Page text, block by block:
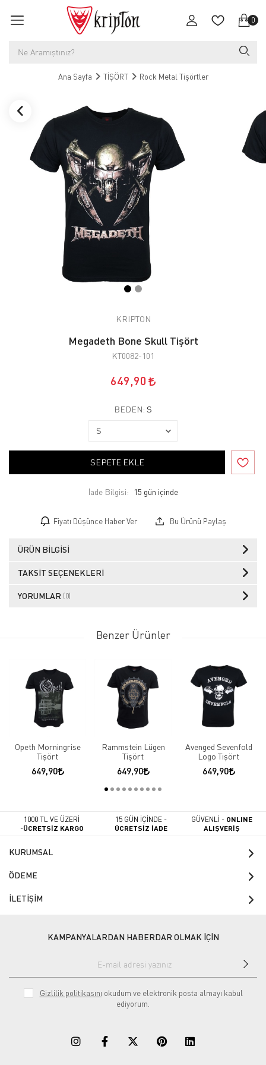
0
Ana Sayfa TİŞÖRT Rock Metal Tişörtler
KRIPTON
Megadeth Bone Skull Tişört
KT0082-101
649,90
BEDEN: S
SEPETE EKLE
İade Bilgisi:
Fiyatı Düşünce Haber Ver Bu Ürünü Paylaş
ÜRÜN BILGISI
TAKSIT SEÇENEKLERI
YORUMLAR (0)
Benzer Ürünler
Opeth Morningrise
Tişört
649,90
Rammstein Lügen
Tişört
649,90
Avenged Sevenfold
Logo Tişört
649,90
1000 TL VE ÜZERİ
-ÜCRETSİZ KARGO
15 GÜN İÇİNDE -
ÜCRETSİZ İADE
GÜVENLİ - ONLINE
ALIŞVERİŞ
KURUMSAL
ÖDEME
İLETİŞİM
KAMPANYALARDAN HABERDAR OLMAK İÇİN
Gizlilik politikasını okudum ve elektronik posta almayı kabul
ediyorum.